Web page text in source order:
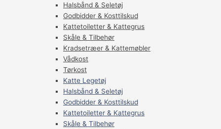
Halsbånd & Seletøj
Godbidder & Kosttilskud
Kattetoiletter & Kattegrus
Skåle & Tilbehør
Kradsetræer & Kattemøbler
Vådkost
Tørkost
Katte Legetøj
Halsbånd & Seletøj
Godbidder & Kosttilskud
Kattetoiletter & Kattegrus
Skåle & Tilbehør